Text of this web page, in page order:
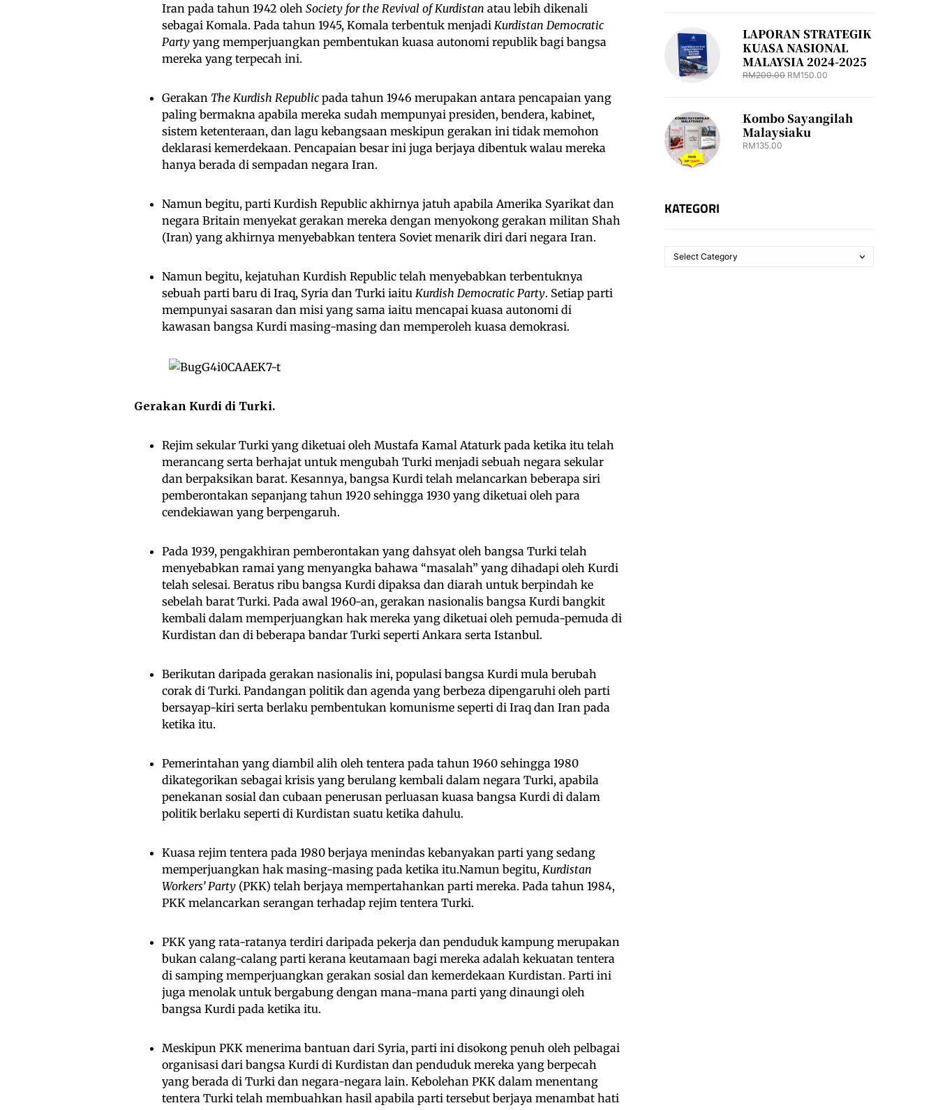
Iran pada tahun 1942 oleh Society for the Revival of Kurdistan atau lebih dikenali
sebagai Komala. Pada tahun 1945, Komala terbentuk menjadi Kurdistan Democratic
Party yang memperjuangkan pembentukan kuasa autonomi republik bagi bangsa
mereka yang terpecah ini.
Gerakan The Kurdish Republic pada tahun 1946 merupakan antara pencapaian yang
paling bermakna apabila mereka sudah mempunyai presiden, bendera, kabinet,
sistem ketenteraan, dan lagu kebangsaan meskipun gerakan ini tidak memohon
deklarasi kemerdekaan. Pencapaian besar ini juga berjaya dibentuk walau mereka
hanya berada di sempadan negara Iran.
Namun begitu, parti Kurdish Republic akhirnya jatuh apabila Amerika Syarikat dan
negara Britain menyekat gerakan mereka dengan menyokong gerakan militan Shah
(Iran) yang akhirnya menyebabkan tentera Soviet menarik diri dari negara Iran.
Namun begitu, kejatuhan Kurdish Republic telah menyebabkan terbentuknya
sebuah parti baru di Iraq, Syria dan Turki iaitu Kurdish Democratic Party. Setiap parti
mempunyai sasaran dan misi yang sama iaitu mencapai kuasa autonomi di
kawasan bangsa Kurdi masing-masing dan memperoleh kuasa demokrasi.
Gerakan Kurdi di Turki.
Rejim sekular Turki yang diketuai oleh Mustafa Kamal Ataturk pada ketika itu telah
merancang serta berhajat untuk mengubah Turki menjadi sebuah negara sekular
dan berpaksikan barat. Kesannya, bangsa Kurdi telah melancarkan beberapa siri
pemberontakan sepanjang tahun 1920 sehingga 1930 yang diketuai oleh para
cendekiawan yang berpengaruh.
Pada 1939, pengakhiran pemberontakan yang dahsyat oleh bangsa Turki telah
menyebabkan ramai yang menyangka bahawa “masalah” yang dihadapi oleh Kurdi
telah selesai. Beratus ribu bangsa Kurdi dipaksa dan diarah untuk berpindah ke
sebelah barat Turki. Pada awal 1960-an, gerakan nasionalis bangsa Kurdi bangkit
kembali dalam memperjuangkan hak mereka yang diketuai oleh pemuda-pemuda di
Kurdistan dan di beberapa bandar Turki seperti Ankara serta Istanbul.
Berikutan daripada gerakan nasionalis ini, populasi bangsa Kurdi mula berubah
corak di Turki. Pandangan politik dan agenda yang berbeza dipengaruhi oleh parti
bersayap-kiri serta berlaku pembentukan komunisme seperti di Iraq dan Iran pada
ketika itu.
Pemerintahan yang diambil alih oleh tentera pada tahun 1960 sehingga 1980
dikategorikan sebagai krisis yang berulang kembali dalam negara Turki, apabila
penekanan sosial dan cubaan penerusan perluasan kuasa bangsa Kurdi di dalam
politik berlaku seperti di Kurdistan suatu ketika dahulu.
Kuasa rejim tentera pada 1980 berjaya menindas kebanyakan parti yang sedang
memperjuangkan hak masing-masing pada ketika itu.Namun begitu, Kurdistan
Workers’ Party (PKK) telah berjaya mempertahankan parti mereka. Pada tahun 1984,
PKK melancarkan serangan terhadap rejim tentera Turki.
PKK yang rata-ratanya terdiri daripada pekerja dan penduduk kampung merupakan
bukan calang-calang parti kerana keutamaan bagi mereka adalah kekuatan tentera
di samping memperjuangkan gerakan sosial dan kemerdekaan Kurdistan. Parti ini
juga menolak untuk bergabung dengan mana-mana parti yang dinaungi oleh
bangsa Kurdi pada ketika itu.
Meskipun PKK menerima bantuan dari Syria, parti ini disokong penuh oleh pelbagai
organisasi dari bangsa Kurdi di Kurdistan dan penduduk mereka yang berpecah
yang berada di Turki dan negara-negara lain. Kebolehan PKK dalam menentang
tentera Turki telah membuahkan hasil apabila parti tersebut berjaya menambat hati
LAPORAN STRATEGIK
KUASA NASIONAL
MALAYSIA 2024-2025
RM200.00 RM150.00
Kombo Sayangilah
Malaysiaku
RM135.00
KATEGORI